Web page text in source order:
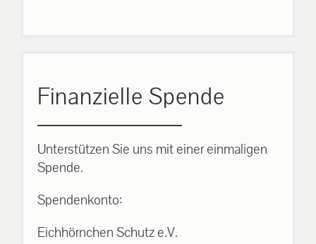
Finanzielle Spende
Unterstützen Sie uns mit einer einmaligen
Spende.
Spendenkonto:
Eichhörnchen Schutz e.V.